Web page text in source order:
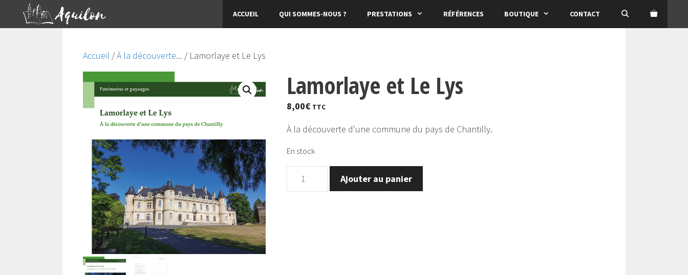
ACCUEIL QUI SOMMES-NOUS ? PRESTATIONS RÉFÉRENCES BOUTIQUE CONTACT
Accueil /À la découverte... / Lamorlaye et Le Lys
Lamorlaye et Le Lys
8,00€ TTC
À la découverte d’une commune du pays de Chantilly.
En stock
Ajouter au panier